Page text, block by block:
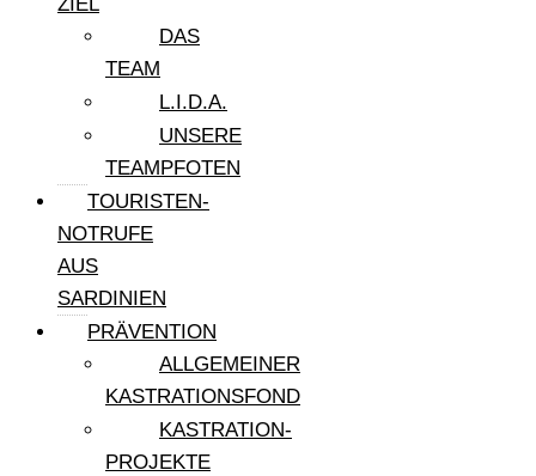
ZIEL
DAS
TEAM
L.I.D.A.
UNSERE
TEAMPFOTEN
TOURISTEN-
NOTRUFE
AUS
SARDINIEN
PRÄVENTION
ALLGEMEINER
KASTRATIONSFOND
KASTRATION-
PROJEKTE